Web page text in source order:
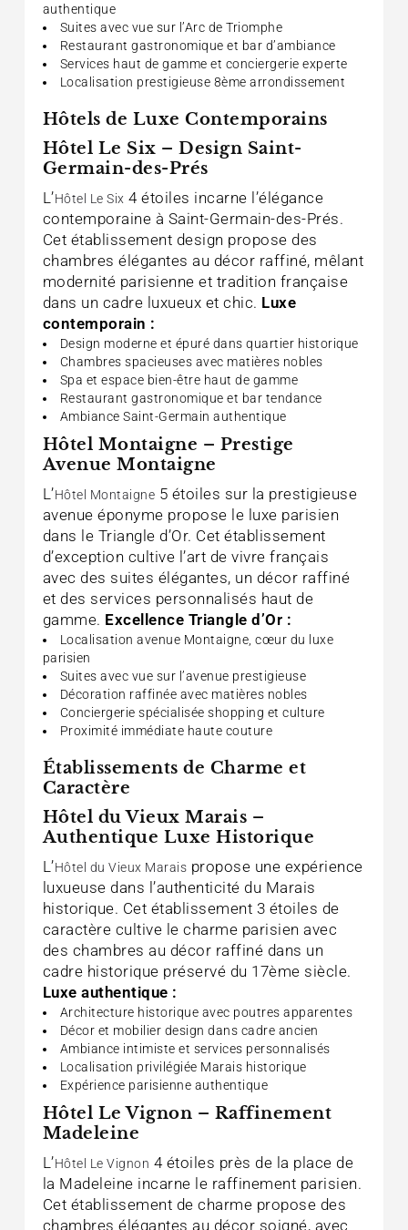
authentique
Suites avec vue sur l’Arc de Triomphe
Restaurant gastronomique et bar d’ambiance
Services haut de gamme et conciergerie experte
Localisation prestigieuse 8ème arrondissement
Hôtels de Luxe Contemporains
Hôtel Le Six – Design Saint-
Germain-des-Prés
L’Hôtel Le Six 4 étoiles incarne l’élégance
contemporaine à Saint-Germain-des-Prés.
Cet établissement design propose des
chambres élégantes au décor raffiné, mêlant
modernité parisienne et tradition française
dans un cadre luxueux et chic. Luxe
contemporain :
Design moderne et épuré dans quartier historique
Chambres spacieuses avec matières nobles
Spa et espace bien-être haut de gamme
Restaurant gastronomique et bar tendance
Ambiance Saint-Germain authentique
Hôtel Montaigne – Prestige
Avenue Montaigne
L’Hôtel Montaigne 5 étoiles sur la prestigieuse
avenue éponyme propose le luxe parisien
dans le Triangle d’Or. Cet établissement
d’exception cultive l’art de vivre français
avec des suites élégantes, un décor raffiné
et des services personnalisés haut de
gamme. Excellence Triangle d’Or :
Localisation avenue Montaigne, cœur du luxe
parisien
Suites avec vue sur l’avenue prestigieuse
Décoration raffinée avec matières nobles
Conciergerie spécialisée shopping et culture
Proximité immédiate haute couture
Établissements de Charme et
Caractère
Hôtel du Vieux Marais –
Authentique Luxe Historique
L’Hôtel du Vieux Marais propose une expérience
luxueuse dans l’authenticité du Marais
historique. Cet établissement 3 étoiles de
caractère cultive le charme parisien avec
des chambres au décor raffiné dans un
cadre historique préservé du 17ème siècle.
Luxe authentique :
Architecture historique avec poutres apparentes
Décor et mobilier design dans cadre ancien
Ambiance intimiste et services personnalisés
Localisation privilégiée Marais historique
Expérience parisienne authentique
Hôtel Le Vignon – Raffinement
Madeleine
L’Hôtel Le Vignon 4 étoiles près de la place de
la Madeleine incarne le raffinement parisien.
Cet établissement de charme propose des
chambres élégantes au décor soigné, avec